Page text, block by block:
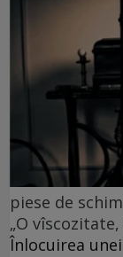
piese de
„O
Înlocuirea